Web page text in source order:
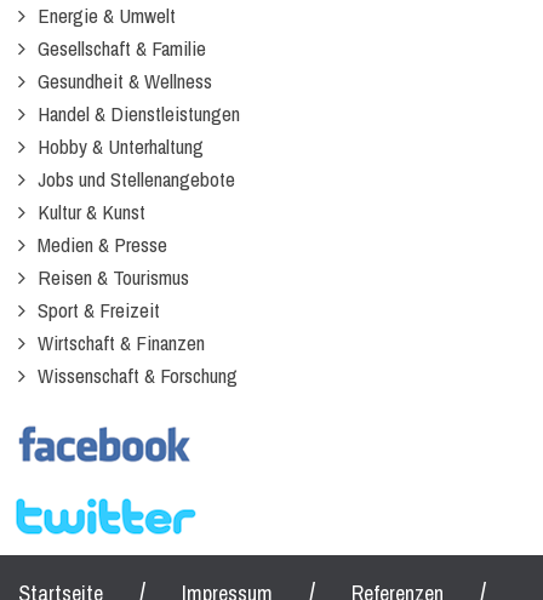
Energie & Umwelt
Gesellschaft & Familie
Gesundheit & Wellness
Handel & Dienstleistungen
Hobby & Unterhaltung
Jobs und Stellenangebote
Kultur & Kunst
Medien & Presse
Reisen & Tourismus
Sport & Freizeit
Wirtschaft & Finanzen
Wissenschaft & Forschung
Startseite / Impressum / Referenzen /